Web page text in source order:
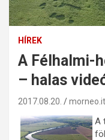
HÍREK
A Félhalmi-
– halas
2017.08.20. morneo.it
A